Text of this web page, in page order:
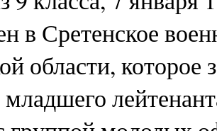
в Сретенское
области, которое